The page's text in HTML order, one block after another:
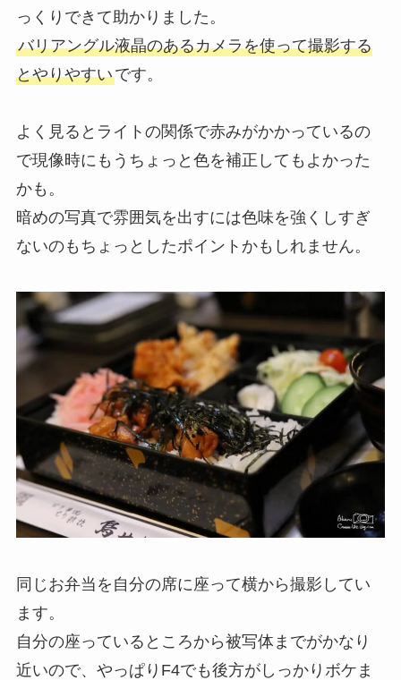
っくりできて助かりました。
バリアングル液晶のあるカメラを使って撮影する
とやりやすいです。
よく見るとライトの関係で赤みがかかっているの
で現像時にもうちょっと色を補正してもよかった
かも。
暗めの写真で雰囲気を出すには色味を強くしすぎ
ないのもちょっとしたポイントかもしれません。
同じお弁当を自分の席に座って横から撮影してい
ます。
自分の座っているところから被写体までがかなり
近いので、やっぱりF4でも後方がしっかりボケま